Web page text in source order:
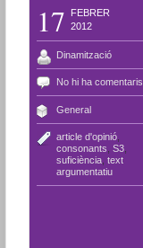
17
FEBRER
2012
Dinamització
No hi ha comentaris
General
article d'opinió,
consonants S3,
suficiència, text
argumentatiu